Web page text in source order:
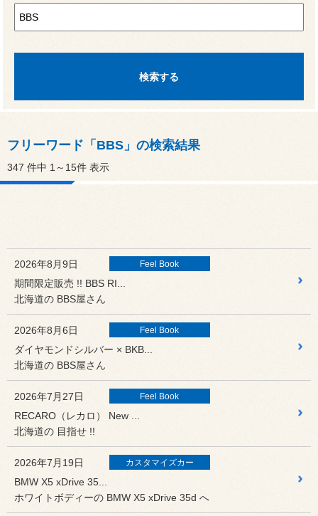
フリーワード「BBS」の検索結果
347 件中 1～15件 表示
2026年8月9日 Feel Book
期間限定販売 !! BBS RI...
北海道の BBS屋さん
2026年8月6日 Feel Book
ダイヤモンドシルバー × BKB...
北海道の BBS屋さん
2026年7月27日 Feel Book
RECARO（レカロ） New ...
北海道の 目指せ !!
2026年7月19日 カスタマイズカー
BMW X5 xDrive 35...
ホワイトボディーの BMW X5 xDrive 35d へ